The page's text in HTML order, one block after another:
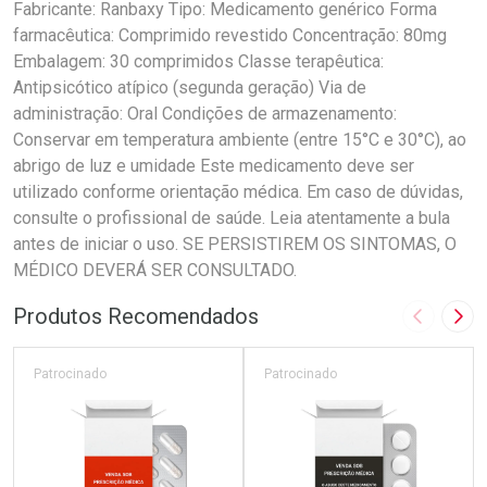
Fabricante: Ranbaxy Tipo: Medicamento genérico Forma
farmacêutica: Comprimido revestido Concentração: 80mg
Embalagem: 30 comprimidos Classe terapêutica:
Antipsicótico atípico (segunda geração) Via de
administração: Oral Condições de armazenamento:
Conservar em temperatura ambiente (entre 15°C e 30°C), ao
abrigo de luz e umidade Este medicamento deve ser
utilizado conforme orientação médica. Em caso de dúvidas,
consulte o profissional de saúde. Leia atentamente a bula
antes de iniciar o uso. SE PERSISTIREM OS SINTOMAS, O
MÉDICO DEVERÁ SER CONSULTADO.
Produtos Recomendados Imagem
Patrocinado Patrocinado